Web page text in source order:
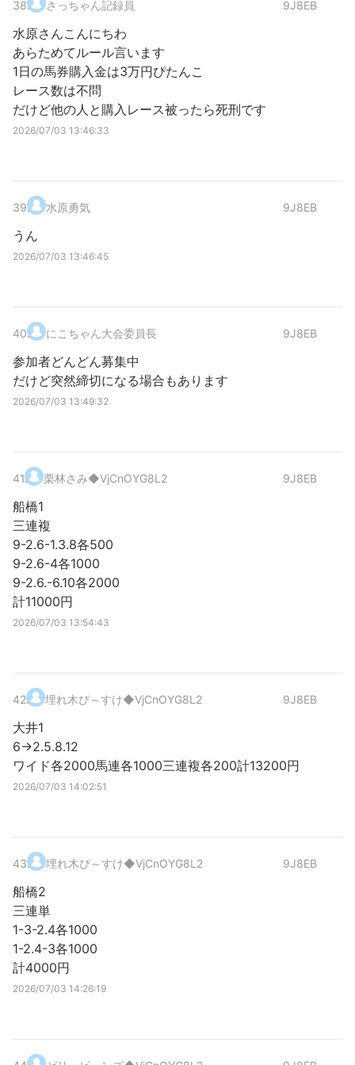
38. さっちゃん記録員 9J8EB
水原さんこんにちわ
あらためてルール言います
1日の馬券購入金は3万円ぴたんこ
レース数は不問
だけど他の人と購入レース被ったら死刑です
2026/07/03 13:46:33
39. 水原勇気 9J8EB
うん
2026/07/03 13:46:45
40. にこちゃん大会委員長 9J8EB
参加者どんどん募集中
だけど突然締切になる場合もあります
2026/07/03 13:49:32
41. 栗林さみ◆VjCnOYG8L2 9J8EB
船橋1
三連複
9-2.6-1.3.8各500
9-2.6-4各1000
9-2.6.-6.10各2000
計11000円
2026/07/03 13:54:43
42. 埋れ木ぴ～すけ◆VjCnOYG8L2 9J8EB
大井1
6→2.5.8.12
ワイド各2000馬連各1000三連複各200計13200円
2026/07/03 14:02:51
43. 埋れ木ぴ～すけ◆VjCnOYG8L2 9J8EB
船橋2
三連単
1-3-2.4各1000
1-2.4-3各1000
計4000円
2026/07/03 14:26:19